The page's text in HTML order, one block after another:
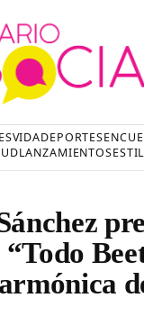
VIDADEPORTES
LANZAMIENTOS